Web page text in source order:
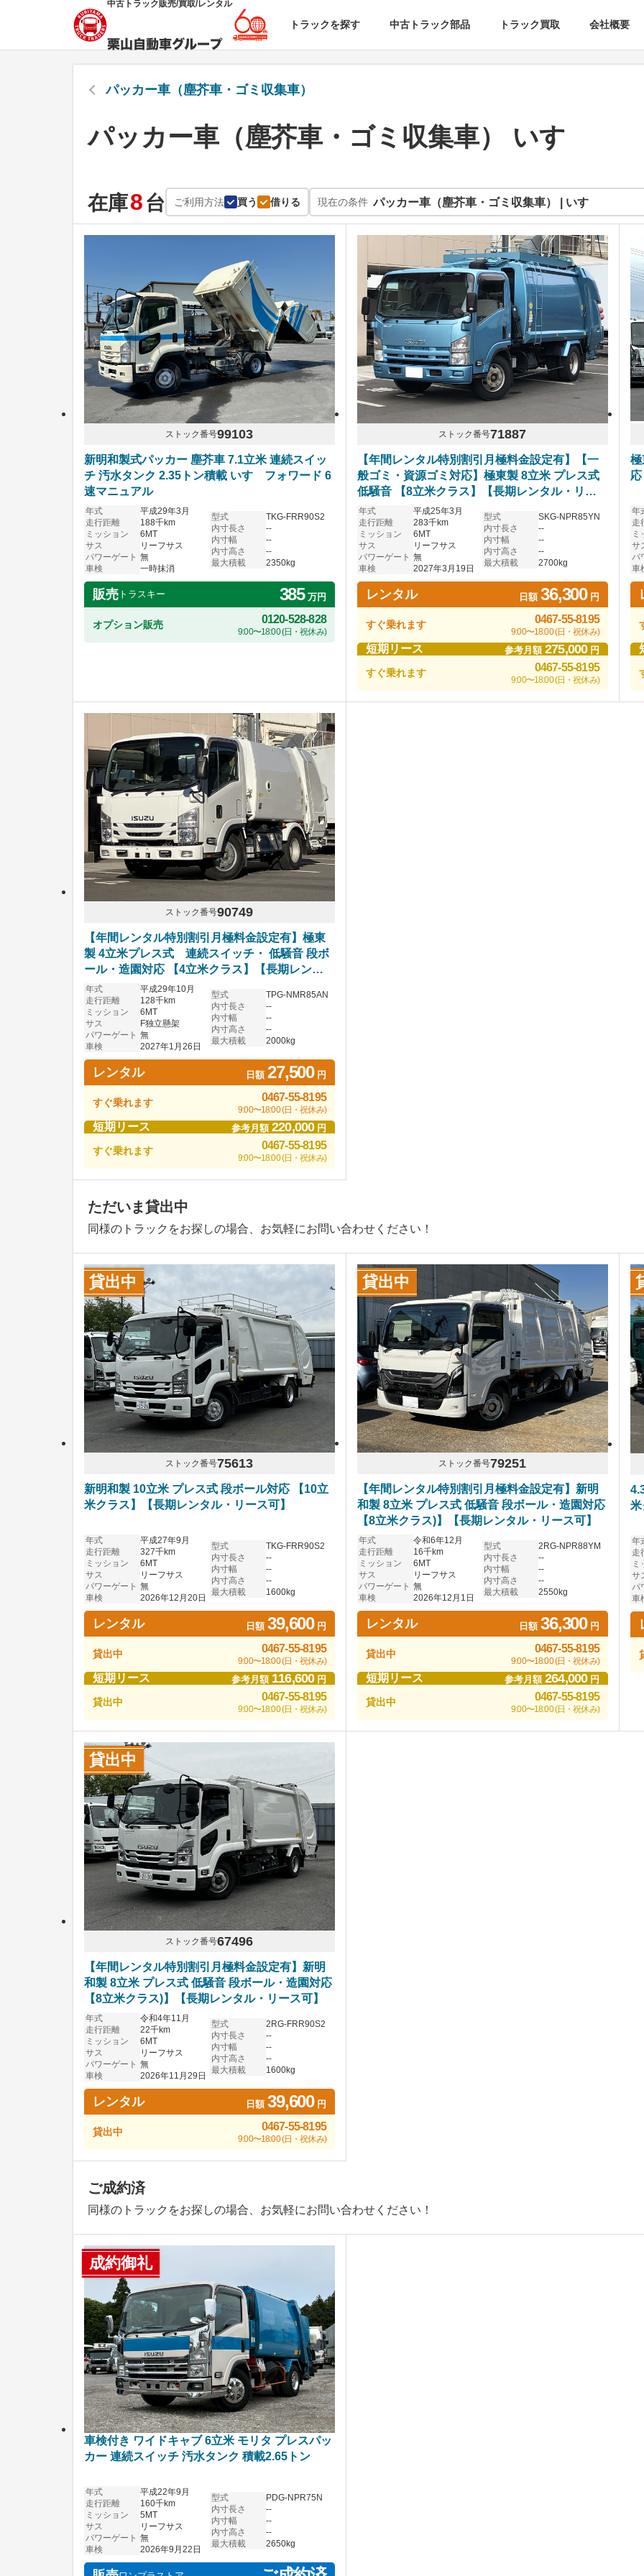
中古トラック販売/買取/レンタル
トラックを探す 中古トラック部品 トラック買取 会社概要
パッカー車（塵芥車・ゴミ収集車）
パッカー車（塵芥車・ゴミ収集車） いすゞ
在庫8台 ご利用方法 買う 借りる 現在の条件 パッカー車（塵芥車・ゴミ収集車） | いすゞ
ストック番号99103
新明和製式パッカー 塵芥車 7.1立米 連続スイッ
チ 汚水タンク 2.35トン積載 いすゞフォワード 6
速マニュアル
年式
平成29年3月
走行距離
188千km
ミッション
6MT
サス
リーフサス
パワーゲート 無
車検
一時抹消
型式
TKG-FRR90S2
内寸長さ
--
内寸幅
--
内寸高さ
--
最大積載
2350kg
販売 トラスキー 385万円
オプション販売 0120-528-828
9:00〜18:00 (日・祝休み)
ストック番号71887
【年間レンタル特別割引月極料金設定有】【一
般ゴミ・資源ゴミ対応】極東製 8立米 プレス式
低騒音 【8立米クラス】【長期レンタル・リース
OK】
年式
平成25年3月
走行距離
283千km
ミッション
6MT
サス
リーフサス
パワーゲート 無
車検
2027年3月19日
型式
SKG-NPR85YN
内寸長さ
--
内寸幅
--
内寸高さ
--
最大積載
2700kg
レンタル 日額36,300円
すぐ乗れます 0467-55-8195
9:00〜18:00 (日・祝休み)
短期リース 参考月額275,000円
すぐ乗れます 0467-55-8195
9:00〜18:00 (日・祝休み)
極
年
走
ミ
サ
パ
車
ストック番号90749
【年間レンタル特別割引月極料金設定有】極東
製 4立米プレス式 連続スイッチ・ 低騒音 段ボ
ール・造園対応 【4立米クラス】【長期レンタ
ル・リースOK】
年式
平成29年10月
走行距離
128千km
ミッション
6MT
サス
F独立懸架
パワーゲート 無
車検
2027年1月26日
型式
TPG-NMR85AN
内寸長さ
--
内寸幅
--
内寸高さ
--
最大積載
2000kg
レンタル 日額27,500円
すぐ乗れます 0467-55-8195
9:00〜18:00 (日・祝休み)
短期リース 参考月額220,000円
すぐ乗れます 0467-55-8195
9:00〜18:00 (日・祝休み)
ただいま貸出中
同様のトラックをお探しの場合、お気軽にお問い合わせください！
貸出中
ストック番号75613
新明和製 10立米 プレス式 段ボール対応 【10立
米クラス】【長期レンタル・リース可】
年式
平成27年9月
走行距離
327千km
ミッション
6MT
サス
リーフサス
パワーゲート 無
車検
2026年12月20日
型式
TKG-FRR90S2
内寸長さ
--
内寸幅
--
内寸高さ
--
最大積載
1600kg
レンタル 日額39,600円
貸出中 0467-55-8195
9:00〜18:00 (日・祝休み)
短期リース 参考月額 116,600円
貸出中 0467-55-8195
9:00〜18:00 (日・祝休み)
貸出中
ストック番号79251
【年間レンタル特別割引月極料金設定有】新明
和製 8立米 プレス式 低騒音 段ボール・造園対応
【8立米クラス)】【長期レンタル・リース可】
年式
令和6年12月
走行距離
16千km
ミッション
6MT
サス
リーフサス
パワーゲート 無
車検
2026年12月1日
型式
2RG-NPR88YM
内寸長さ
--
内寸幅
--
内寸高さ
--
最大積載
2550kg
レンタル 日額36,300円
貸出中 0467-55-8195
9:00〜18:00 (日・祝休み)
短期リース 参考月額264,000円
貸出中 0467-55-8195
9:00〜18:00 (日・祝休み)
米
年
走
ミ
サ
パ
車
貸出中
ストック番号67496
【年間レンタル特別割引月極料金設定有】新明
和製 8立米 プレス式 低騒音 段ボール・造園対応
【8立米クラス)】【長期レンタル・リース可】
年式
令和4年11月
走行距離
22千km
ミッション
6MT
サス
リーフサス
パワーゲート 無
車検
2026年11月29日
型式
2RG-FRR90S2
内寸長さ
--
内寸幅
--
内寸高さ
--
最大積載
1600kg
レンタル 日額39,600円
貸出中 0467-55-8195
9:00〜18:00 (日・祝休み)
ご成約済
同様のトラックをお探しの場合、お気軽にお問い合わせください！
成約御礼
車検付き ワイドキャブ 6立米 モリタ プレスパッ
カー 連続スイッチ 汚水タンク 積載2.65トン
年式
平成22年9月
走行距離
160千km
ミッション
5MT
サス
リーフサス
パワーゲート 無
車検
2026年9月22日
型式
PDG-NPR75N
内寸長さ
--
内寸幅
--
内寸高さ
--
最大積載
2650kg